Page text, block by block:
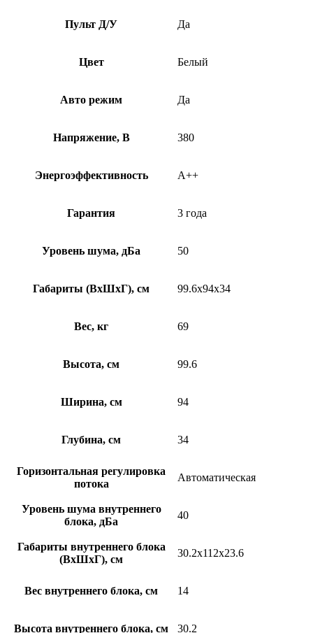
Пульт Д/У Да
Цвет Белый
Авто режим Да
Напряжение, В 380
Энергоэффективность A++
Гарантия 3 года
Уровень шума, дБа 50
Габариты (ВхШхГ), см 99.6x94x34
Вес, кг 69
Высота, см 99.6
Ширина, см 94
Глубина, см 34
Горизонтальная регулировка
потока
Автоматическая
Уровень шума внутреннего
блока, дБа
40
Габариты внутреннего блока
(ВхШхГ), см
30.2x112x23.6
Вес внутреннего блока, см 14
Высота внутреннего блока, см 30.2